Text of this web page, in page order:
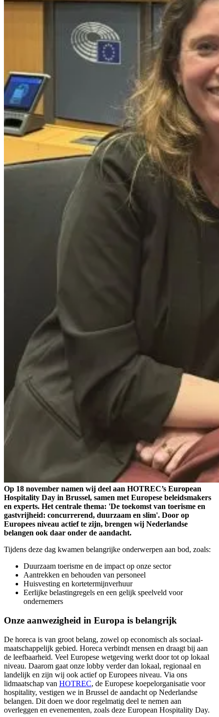
Op 18 november namen wij deel aan HOTREC’s European
Hospitality Day in Brussel, samen met Europese beleidsmakers
en experts. Het centrale thema: 'De toekomst van toerisme en
gastvrijheid: concurrerend, duurzaam en slim'. Door op
Europees niveau actief te zijn, brengen wij Nederlandse
belangen ook daar onder de aandacht.
Tijdens deze dag kwamen belangrijke onderwerpen aan bod, zoals:
Duurzaam toerisme en de impact op onze sector
Aantrekken en behouden van personeel
Huisvesting en kortetermijnverhuur
Eerlijke belastingregels en een gelijk speelveld voor
ondernemers
Onze aanwezigheid in Europa is belangrijk
De horeca is van groot belang, zowel op economisch als sociaal-
maatschappelijk gebied. Horeca verbindt mensen en draagt bij aan
de leefbaarheid. Veel Europese wetgeving werkt door tot op lokaal
niveau. Daarom gaat onze lobby verder dan lokaal, regionaal en
landelijk en zijn wij ook actief op Europees niveau. Via ons
lidmaatschap van HOTREC, de Europese koepelorganisatie voor
hospitality, vestigen we in Brussel de aandacht op Nederlandse
belangen. Dit doen we door regelmatig deel te nemen aan
overleggen en evenementen, zoals deze European Hospitality Day.